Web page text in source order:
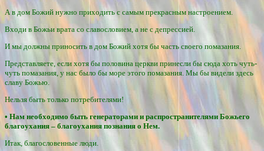
А в дом Божий нужно приходить с самым прекрасным настроением.
Входи в Божьи врата со славословием, а не с депрессией.
И мы должны приносить в дом Божий хотя бы часть своего помазания.
Представляете, если хотя бы половина церкви принесли бы сюда хоть чуть-
чуть помазания, у нас было бы море этого помазания. Мы бы видели здесь
славу Божью.
Нельзя быть только потребителями!
• Нам необходимо быть генераторами и распространителями Божьего
благоухания – благоухания познания о Нем.
Итак, благословенные люди.